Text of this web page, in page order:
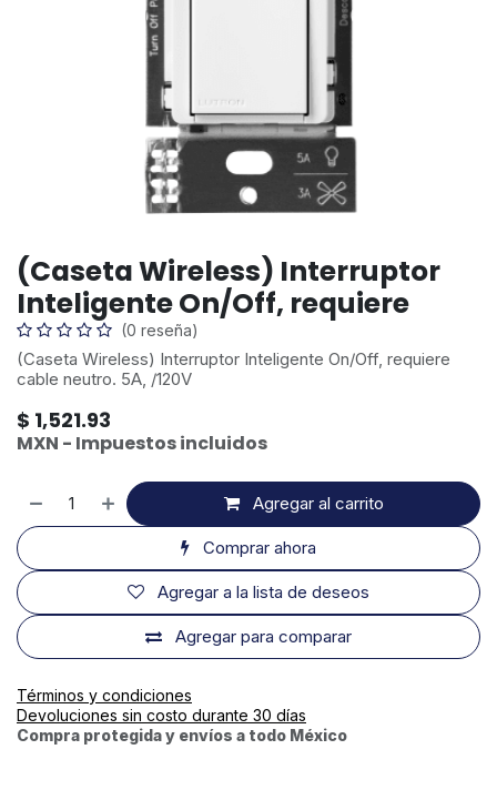
(Caseta Wireless) Interruptor
Inteligente On/Off, requiere
(0 reseña)
(Caseta Wireless) Interruptor Inteligente On/Off, requiere
cable neutro. 5A, /120V
$ 1,521.93
MXN - Impuestos incluidos
Agregar al carrito
Comprar ahora
Agregar para comparar
Agregar a la lista de deseos
Términos y condiciones
Devoluciones sin costo durante 30 días
Compra protegida y envíos a todo México